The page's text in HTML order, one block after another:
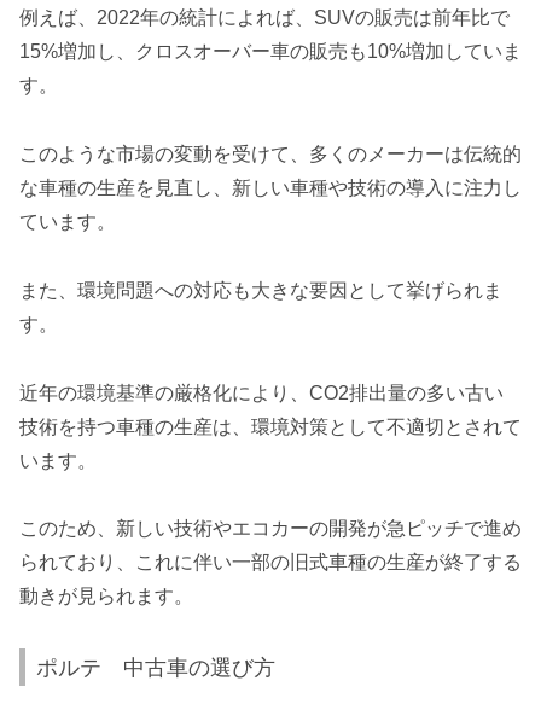
例えば、2022年の統計によれば、SUVの販売は前年比で
15%増加し、クロスオーバー車の販売も10%増加していま
す。
このような市場の変動を受けて、多くのメーカーは伝統的
な車種の生産を見直し、新しい車種や技術の導入に注力し
ています。
また、環境問題への対応も大きな要因として挙げられま
す。
近年の環境基準の厳格化により、CO2排出量の多い古い
技術を持つ車種の生産は、環境対策として不適切とされて
います。
このため、新しい技術やエコカーの開発が急ピッチで進め
られており、これに伴い一部の旧式車種の生産が終了する
動きが見られます。
ポルテ 中古車の選び方